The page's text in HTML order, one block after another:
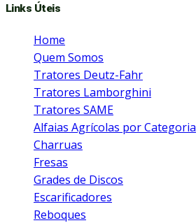
Links Úteis
Home
Quem Somos
Tratores Deutz-Fahr
Tratores Lamborghini
Tratores SAME
Alfaias Agrícolas por Categoria
Charruas
Fresas
Grades de Discos
Escarificadores
Reboques